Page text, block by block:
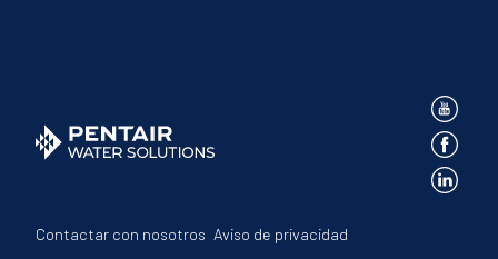
Contactar con nosotros Aviso de privacidad